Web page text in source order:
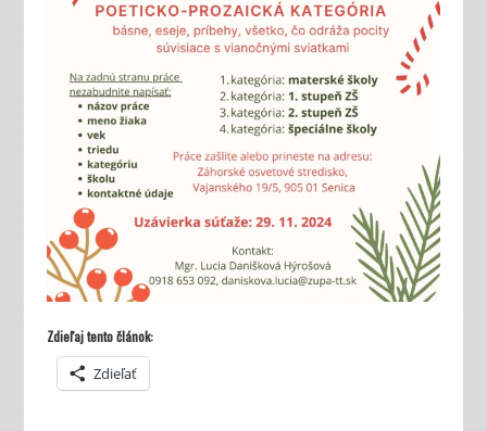
Zdieľaj tento článok:
Zdieľať